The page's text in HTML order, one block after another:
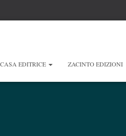
CASA EDITRICE ZACINTO EDIZIONI